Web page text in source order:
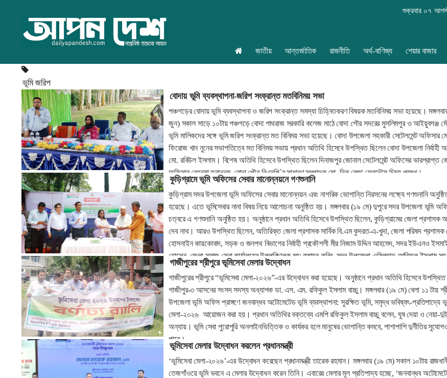
শুক্রবার ০৭
জাতীয় আন্তর্জাতিক রাজনীতি অর্থ-বাণিজ্য শেয়ার বাজার
ভূমি জরিপ
বোদায় ভূমি ব্যবস্থাপনা-জরিপ সংক্রান্ত মতবিনিময় সভা
পঞ্চগড়ের বোদায় ভূমি ব্যবস্থাপনা ও জরিপ সংক্রান্ত সমস্যা চিহ্নিতকরণ বিষয়ক মতবিনিময় সভা হয়েছে।
জুন) সকাল সাড়ে ১০টায় পঞ্চগড়ে বোদা পাথরাজ সরকারি কলেজ মাঠে বোদা পৌর সদরের মুসলিমপুর ও আইয়ুবগঞ্জ
ভূমি মালিকদের সঙ্গে ভূমি জরিপ সংক্রান্ত মত বিনিময় সভা হয়েছে। বোদা উপজেলা সহকারী সেটেলমেন্ট অফিসার
ফিরোজ খান নুনের সভাপতিত্বে মত বিনিময় সভায় প্রধান অতিথি হিসেবে উপস্থিত ছিলেন বোদা উপজেলা নির্বাহী
মো. রবিউল ইসলাম। বিশেষ অতিথি হিসেবে উপস্থিত ছিলেন দিনাজপুর জোনাল সেটেলমেন্ট অফিসের ভারপ্রাপ্ত
অফিসার রেহনুমা তরাননুম, বোদা পৌর বিএনপি`র সাধারণ সম্পাদক মো. দিল রেজা ফেরদৌস চিন্ময় প্রমুখ।
কুড়িগ্রামে ভূমি অফিসের সেবার মানোন্নয়নে গণশুনানি
কুড়িগ্রাম সদর উপজেলা ভূমি অফিসের সেবার মানোন্নয়ন এবং নাগরিক ভোগান্তি নিরসনের লক্ষ্যে গণশুনানি
হয়েছে। এতে ভূমিসেবার নানা বিষয় নিয়ে আলোচনা অনুষ্ঠিত হয়। মঙ্গলবার (১৯ মে) দুপুরে সদর উপজেলা ভূমি
চত্বরে এ গণশুনানি অনুষ্ঠিত হয়। অনুষ্ঠানে প্রধান অতিথি হিসেবে উপস্থিত ছিলেন, কুড়িগ্রামের জেলা প্রশাসক
দেব নাথ। আরও উপস্থিত ছিলেন, অতিরিক্ত জেলা প্রশাসক সার্বিক বি.এম কুদরত-এ-খুদা, জেলা পরিষদ
হোসনাইন কায়কোবাদ, সড়ক ও জনপথ বিভাগের নির্বাহী প্রকৌশলী মীর নিজাম উদ্দিন আহমেদ, সদর ইউএনও
হোসেন, জেলা সমাজ সেবা কার্যালয়ের উপপরিচালক মুহ: হুমায়ুন কবির, সদর উপজেলা এসিল্যান্ড আরিফুল ইসলাম
প্রশাসন ও ভূমি অফিসের অনান্যরা।
গাজীপুরের শ্রীপুরে ভূমিসেবা মেলার উদ্বোধন
গাজীপুরের শ্রীপুরে “ভূমিসেবা মেলা-২০২৬”-এর উদ্বোধন করা হয়েছে। অনুষ্ঠানে প্রধান অতিথি হিসেবে উপস্থিত
গাজীপুর-৩ আসনের সংসদ সদস্য অধ্যাপক ডা. এস. এম. রফিকুল ইসলাম বাচ্চু। মঙ্গলবার (১৯ মে) বেলা ১১ টায়
উপজেলা ভূমি অফিস প্রাঙ্গণে জনবান্ধব অটোমেটেড ভূমি ব্যবস্থাপনা: সুরক্ষিত ভূমি, সমৃদ্ধ ভবিষ্যৎ-প্রতিপাদ্যে
মেলা-২০২৬ আয়োজন করা হয়। প্রধান অতিথির বক্তব্যে এমপি রফিকুল ইসলাম বাচ্চু বলেন, ঘুষ দেয়া ও নেয়া-
অন্যায়। ভূমি সেবা পুরোপুরি অনলাইনভিত্তিক ও কার্যকর হলে মানুষের ভোগান্তি কমবে, পাশাপাশি দুর্নীতির
পাবে।
ভূমিসেবা মেলার উদ্বোধন করলেন প্রধানমন্ত্রী
‘ভূমিসেবা মেলা-২০২৬’-এর উদ্বোধন করেছেন প্রধানমন্ত্রী তারেক রহমান। মঙ্গলবার (১৯ মে) সকাল ১০টায়
তেজগাঁওয়ে ভূমি ভবনে এ মেলার উদ্বোধন করেন তিনি। এবারের মেলার মূল প্রতিপাদ্য হচ্ছে, ‘জনবান্ধব